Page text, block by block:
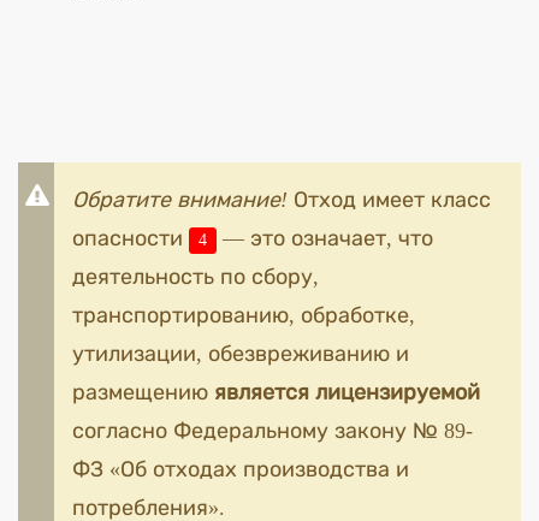
Обратите внимание! Отход имеет класс
опасности
4
— это означает, что
деятельность по сбору,
транспортированию, обработке,
утилизации, обезвреживанию и
размещению является лицензируемой
согласно Федеральному закону № 89-
ФЗ «Об отходах производства и
потребления».